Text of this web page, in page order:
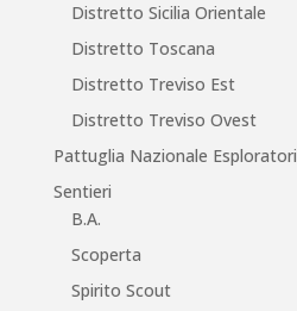
Distretto Sicilia Orientale
Distretto Toscana
Distretto Treviso Est
Distretto Treviso Ovest
Pattuglia Nazionale Esploratori
Sentieri
B.A.
Scoperta
Spirito Scout